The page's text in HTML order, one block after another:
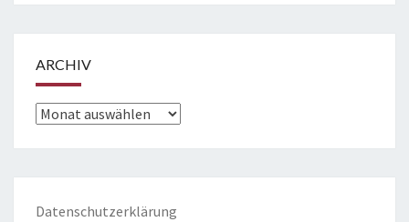
ARCHIV
Archiv
Datenschutzerklärung